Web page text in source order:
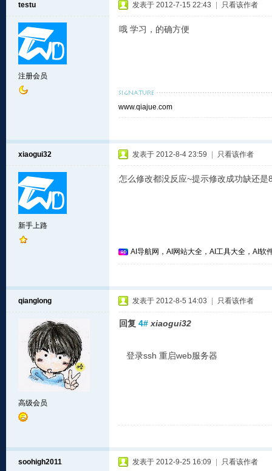
testu
注册会员
发表于 2012-7-15 22:43 只看该作者
哦 学习，的确方便
www.qiajue.com
xiaogui32
新手上路
发表于 2012-8-4 23:59 只看该作者
怎么修改都没反应~提示修改成功缺还是
AI导航网，AI网站大全，AI工具大全，AI软
qianglong
高级会员
发表于 2012-8-5 14:03 只看该作者
回复 4# xiaogui32
登录ssh 重启web服务器
soohigh2011 发表于 2012-9-25 16:09 只看该作者